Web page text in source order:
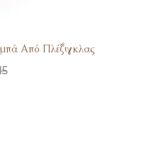
Από Πλέξιγκλας